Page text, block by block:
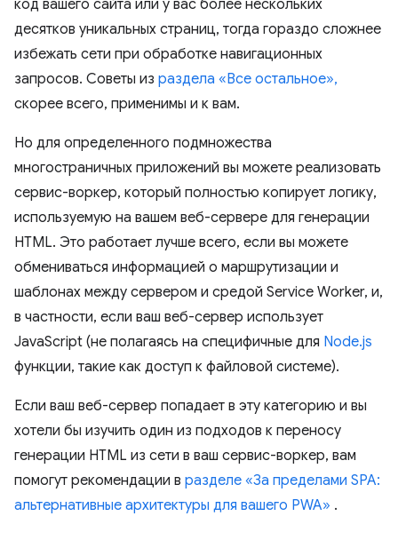
код вашего сайта или у вас более нескольких
десятков уникальных страниц, тогда гораздо сложнее
избежать сети при обработке навигационных
запросов. Советы из раздела «Все остальное»,
скорее всего, применимы и к вам.
Но для определенного подмножества
многостраничных приложений вы можете реализовать
сервис-воркер, который полностью копирует логику,
используемую на вашем веб-сервере для генерации
HTML. Это работает лучше всего, если вы можете
обмениваться информацией о маршрутизации и
шаблонах между сервером и средой Service Worker, и,
в частности, если ваш веб-сервер использует
JavaScript (не полагаясь на специфичные для Node.js
функции, такие как доступ к файловой системе).
Если ваш веб-сервер попадает в эту категорию и вы
хотели бы изучить один из подходов к переносу
генерации HTML из сети в ваш сервис-воркер, вам
помогут рекомендации в разделе «За пределами SPA:
альтернативные архитектуры для вашего PWA» .